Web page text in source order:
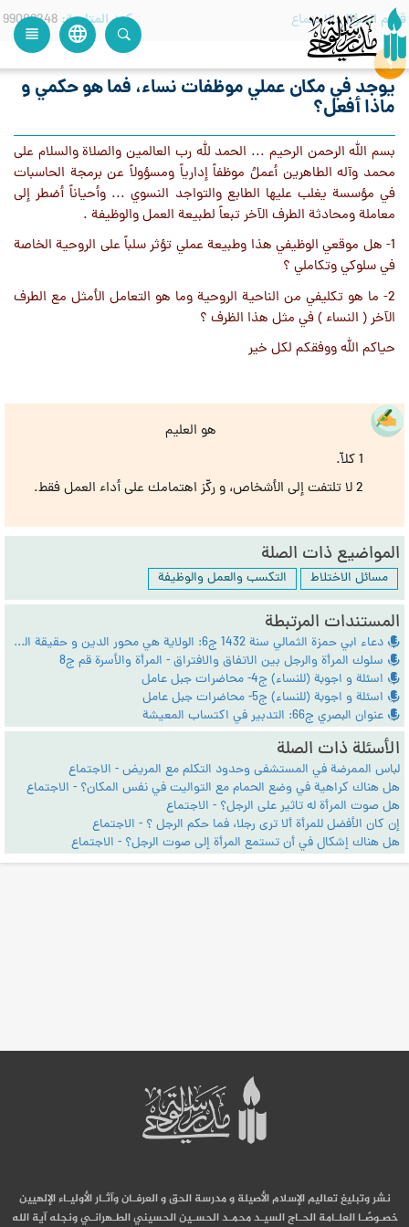
language
view_headline
قسم السؤال الاجتماع كود المتابعة 99008248
يوجد في مكان عملي موظفات نساء، فما هو حكمي و
ماذا أفعل؟
بسم الله الرحمن الرحيم ... الحمد لله رب العالمين والصلاة والسلام على
محمد وآله الطاهرين أعملُ موظفاً إدارياً ومسؤولاً عن برمجة الحاسبات
في مؤسسة يغلب عليها الطابع والتواجد النسوي ... وأحياناً أضطر إلى
معاملة ومحادثة الطرف الآخر تبعاً لطبيعة العمل والوظيفة .
1- هل موقعي الوظيفي هذا وطبيعة عملي تؤثر سلباً على الروحية الخاصة
في سلوكي وتكاملي ؟
2- ما هو تكليفي من الناحية الروحية وما هو التعامل الأمثل مع الطرف
الآخر ( النساء ) في مثل هذا الظرف ؟
حياكم الله ووفقكم لكل خير
هو العليم
1 كلاّ.
2 لا تلتفت إلى الأشخاص، و ركّز اهتمامك على أداء العمل فقط.
المواضيع ذات الصلة
مسائل الاختلاط التكسب والعمل والوظيفة
المستندات المرتبطة
دعاء ابي حمزة الثمالي سنة 1432 ج6: الولاية هي محور الدين و حقيقة الشريعة
سلوك المرأة والرجل بين الاتفاق والافتراق - المرأة والأسرة قم ج8
اسئلة و اجوبة (للنساء) ج4- محاضرات جبل عامل
اسئلة و اجوبة (للنساء) ج5- محاضرات جبل عامل
عنوان البصري ج66: التدبير في اكتساب المعيشة
الأسئلة ذات الصلة
لباس الممرضة في المستشفى وحدود التكلم مع المريض - الاجتماع
هل هناك كراهية في وضع الحمام مع التواليت في نفس المكان؟ - الاجتماع
هل صوت المرأة له تاثير على الرجل؟ - الاجتماع
إن كان الأفضل للمرأة ألا ترى رجلا، فما حكم الرجل ؟ - الاجتماع
هل هناك إشكال في أن تستمع المرأة إلى صوت الرجل؟ - الاجتماع
نشر وتبليغ تعاليم الإسلام الأصيلة و مدرسة الحق و العرفـان وآثـار الأوليـاء الإلهيين
خصـوصًـا العلـامة الحـاج السيـد محمـد الحسـين الحسيني الطـهرانـي ونجله آية الله